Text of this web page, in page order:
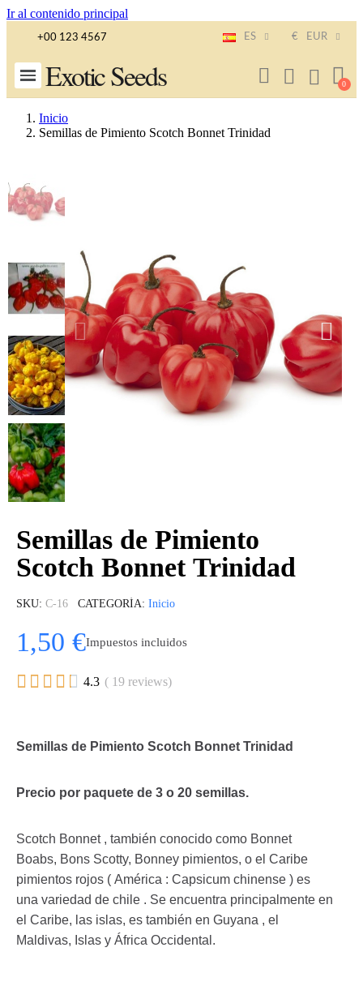
Ir al contenido principal
+00 123 4567 ES € EUR
Exotic Seeds
Inicio
Semillas de Pimiento Scotch Bonnet Trinidad
Semillas de Pimiento
Scotch Bonnet Trinidad
SKU C-16 CATEGORÍA Inicio
1,50 €Impuestos incluidos
     4.3 ( 19 reviews)
Semillas de Pimiento Scotch Bonnet Trinidad
Precio por paquete de 3 o 20 semillas.
Scotch Bonnet , también conocido como Bonnet
Boabs, Bons Scotty, Bonney pimientos, o el Caribe
pimientos rojos ( América : Capsicum chinense ) es
una variedad de chile . Se encuentra principalmente en
el Caribe, las islas, es también en Guyana , el
Maldivas, Islas y África Occidental.